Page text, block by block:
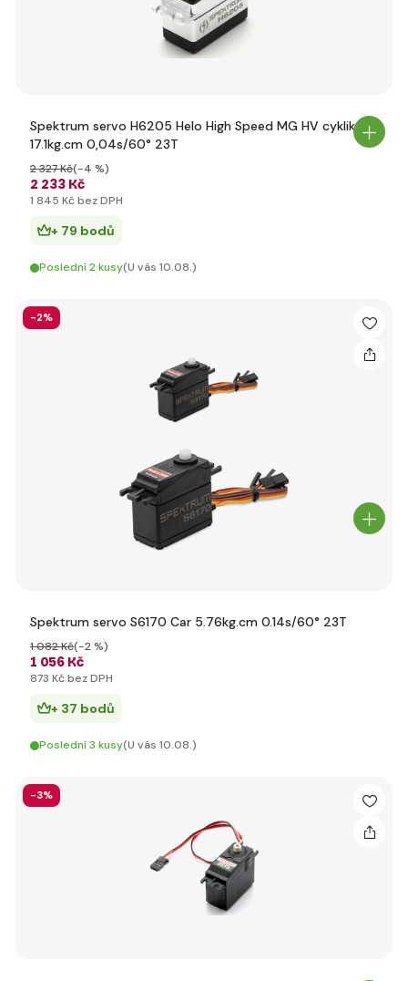
Spektrum servo H6205 Helo High Speed MG HV cyklika
17.1kg.cm 0,04s/60° 23T
2 233 Kč
2 327 Kč(-4 %)
1 845 Kč bez DPH
+ 79 bodů
Poslední 2 kusy(U vás 10.08.)
-2%
Spektrum servo S6170 Car 5.76kg.cm 0.14s/60° 23T
1 056 Kč
1 082 Kč(-2 %)
873 Kč bez DPH
+ 37 bodů
Poslední 3 kusy(U vás 10.08.)
-3%